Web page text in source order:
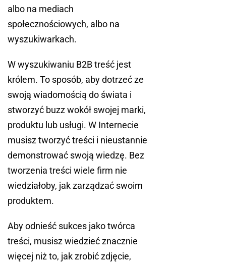
albo na mediach
społecznościowych, albo na
wyszukiwarkach.
W wyszukiwaniu B2B treść jest
królem. To sposób, aby dotrzeć ze
swoją wiadomością do świata i
stworzyć buzz wokół swojej marki,
produktu lub usługi. W Internecie
musisz tworzyć treści i nieustannie
demonstrować swoją wiedzę. Bez
tworzenia treści wiele firm nie
wiedziałoby, jak zarządzać swoim
produktem.
Aby odnieść sukces jako twórca
treści, musisz wiedzieć znacznie
więcej niż to, jak zrobić zdjęcie,